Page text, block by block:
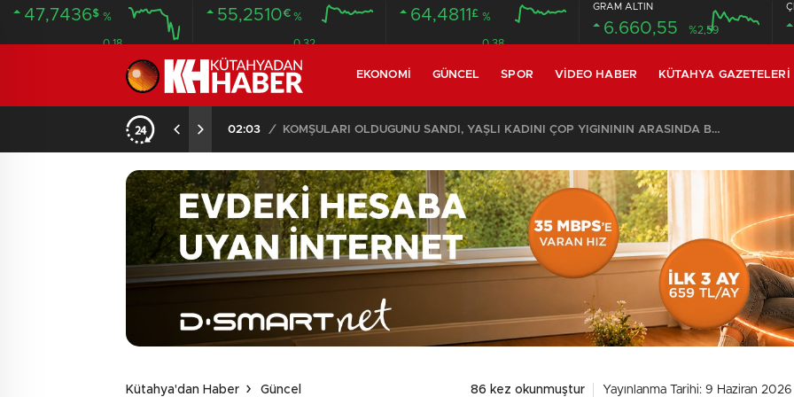
47,7436$ %
0.18
55,2510€ %
0.32
64,4811 £ %
0.38
GRAM ALTIN
6.660,55 %2,59
EKONOMI GÜNCEL SPOR VIDEO HABER KÜTAHYA GAZETELERI
02:03 / KOMŞULARI ÖLDÜĞÜNÜ SANDI, YAŞLI KADINI ÇÖP YIĞINININ ARASINDA BULUNDU
Kütahya'dan Haber Güncel 86 kez okunmuştur Yayınlanma Tarihi: 9 Haziran